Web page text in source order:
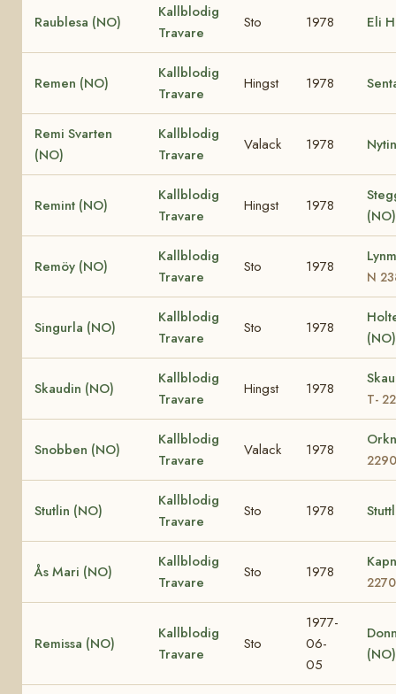
Raublesa (NO)
Kallblodig
Travare
Sto 1978 Eli
Remen (NO)
Kallblodig
Travare
Hingst 1978
Remi Svarten
(NO)
Kallblodig
Travare
Valack 1978
Remint (NO)
Kallblodig
Travare
Hingst 1978
(NO)
Remöy (NO)
Kallblodig
Travare
Sto 1978
N
Singurla (NO)
Kallblodig
Travare
Sto 1978
(NO)
Skaudin (NO)
Kallblodig
Travare
Hingst 1978
T-
Snobben (NO)
Kallblodig
Travare
Valack 1978
Stutlin (NO)
Kallblodig
Travare
Sto 1978
Ås Mari (NO)
Kallblodig
Travare
Sto 1978
Remissa (NO)
Kallblodig
Travare
Sto
1977-
06-
05
(NO)